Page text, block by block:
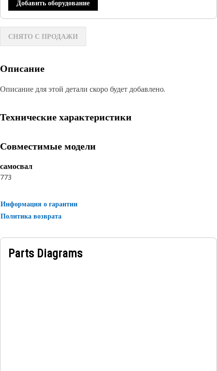
Добавить оборудование
СНЯТО С ПРОДАЖИ
Описание
Описание для этой детали скоро будет добавлено.
Технические характеристики
Совместимые модели
самосвал
773
Информация о гарантии
Политика возврата
Parts Diagrams